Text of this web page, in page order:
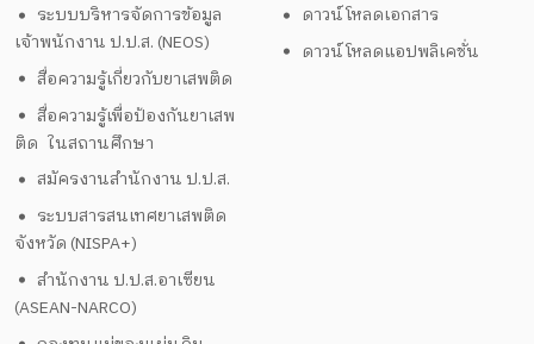
ระบบบริหารจัดการข้อมูล
เจ้าพนักงาน ป.ป.ส. (NEOS)
สื่อความรู้เกี่ยวกับยาเสพติด
สื่อความรู้เพื่อป้องกันยาเสพ
ติด ในสถานศึกษา
สมัครงานสำนักงาน ป.ป.ส.
ระบบสารสนเทศยาเสพติด
จังหวัด (NISPA+)
สำนักงาน ป.ป.ส.อาเซียน
(ASEAN-NARCO)
ดาวน์โหลดเอกสาร
ดาวน์โหลดแอปพลิเคชั่น